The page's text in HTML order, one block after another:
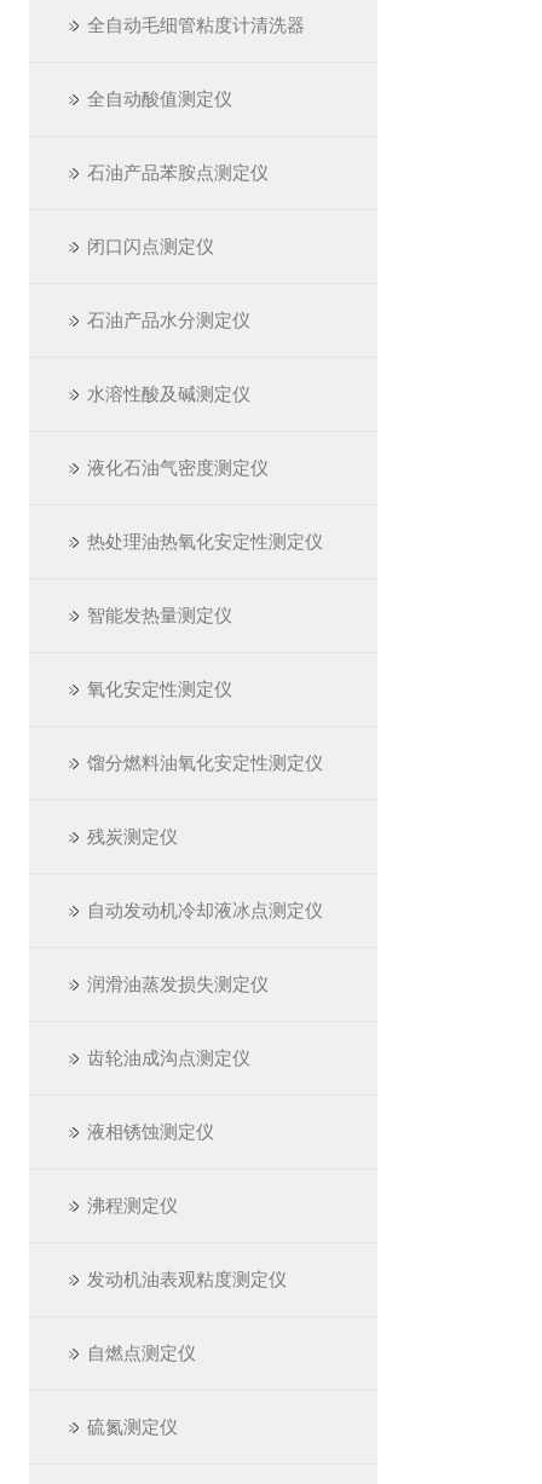
全自动毛细管粘度计清洗器
全自动酸值测定仪
石油产品苯胺点测定仪
闭口闪点测定仪
石油产品水分测定仪
水溶性酸及碱测定仪
液化石油气密度测定仪
热处理油热氧化安定性测定仪
智能发热量测定仪
氧化安定性测定仪
馏分燃料油氧化安定性测定仪
残炭测定仪
自动发动机冷却液冰点测定仪
润滑油蒸发损失测定仪
齿轮油成沟点测定仪
液相锈蚀测定仪
沸程测定仪
发动机油表观粘度测定仪
自燃点测定仪
硫氮测定仪